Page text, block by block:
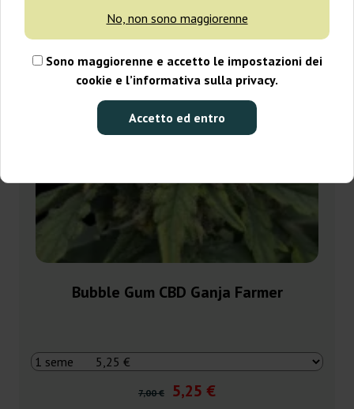
No, non sono maggiorenne
Sono maggiorenne e accetto le impostazioni dei
cookie e l’informativa sulla privacy.
Accetto ed entro
Bubble Gum CBD Ganja Farmer
7,00 € 5,25 €